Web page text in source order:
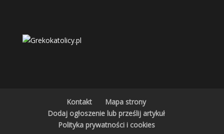
Kontakt
Mapa strony
Dodaj ogłoszenie lub prześlij artykuł
Polityka prywatności i cookies